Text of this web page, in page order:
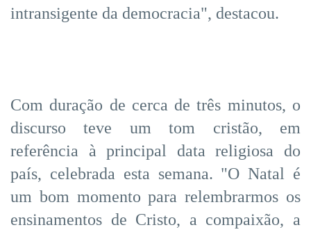
intransigente da democracia", destacou.
Com duração de cerca de três minutos, o
discurso teve um tom cristão, em
referência à principal data religiosa do
país, celebrada esta semana. "O Natal é
um bom momento para relembrarmos os
ensinamentos de Cristo, a compaixão, a